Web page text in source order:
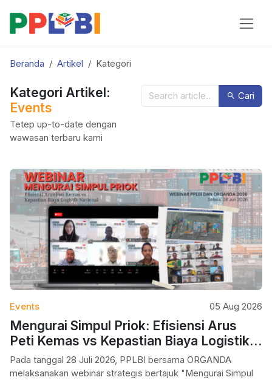
Beranda Artikel Kategori
Kategori Artikel:
Events
Tetep up-to-date dengan
wawasan terbaru kami
Cari
Events 05 Aug 2026
Mengurai Simpul Priok: Efisiensi Arus
Peti Kemas vs Kepastian Biaya Logistik
Nasional
Pada tanggal 28 Juli 2026, PPLBI bersama ORGANDA
melaksanakan webinar strategis bertajuk "Mengurai Simpul